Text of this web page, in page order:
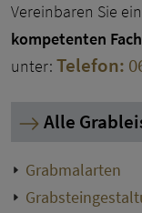
Vereinbaren Sie
kompetenten
unter: Telefon:
Alle
Grabmalarten